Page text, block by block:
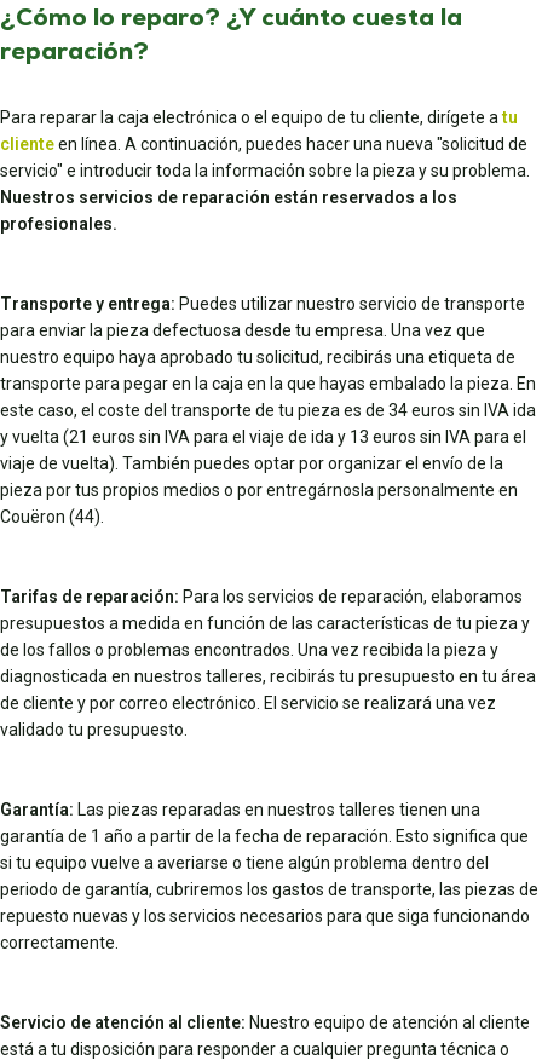
¿Cómo lo reparo? ¿Y cuánto cuesta la
reparación?
Para reparar la caja electrónica o el equipo de tu cliente, dirígete atu
clienteen línea. A continuación, puedes hacer una nueva "solicitud de
servicio" e introducir toda la información sobre la pieza y su problema.
Nuestros servicios de reparación están reservados a los
profesionales.
Transporte y entrega: Puedes utilizar nuestro servicio de transporte
para enviar la pieza defectuosa desde tu empresa. Una vez que
nuestro equipo haya aprobado tu solicitud, recibirás una etiqueta de
transporte para pegar en la caja en la que hayas embalado la pieza. En
este caso, el coste del transporte de tu pieza es de 34 euros sin IVA ida
y vuelta (21 euros sin IVA para el viaje de ida y 13 euros sin IVA para el
viaje de vuelta). También puedes optar por organizar el envío de la
pieza por tus propios medios o por entregárnosla personalmente en
Couëron (44).
Tarifas de reparación: Para los servicios de reparación, elaboramos
presupuestos a medida en función de las características de tu pieza y
de los fallos o problemas encontrados. Una vez recibida la pieza y
diagnosticada en nuestros talleres, recibirás tu presupuesto en tu área
de cliente y por correo electrónico. El servicio se realizará una vez
validado tu presupuesto.
Garantía: Las piezas reparadas en nuestros talleres tienen una
garantía de 1 año a partir de la fecha de reparación. Esto significa que
si tu equipo vuelve a averiarse o tiene algún problema dentro del
periodo de garantía, cubriremos los gastos de transporte, las piezas de
repuesto nuevas y los servicios necesarios para que siga funcionando
correctamente.
Servicio de atención al cliente: Nuestro equipo de atención al cliente
está a tu disposición para responder a cualquier pregunta técnica o